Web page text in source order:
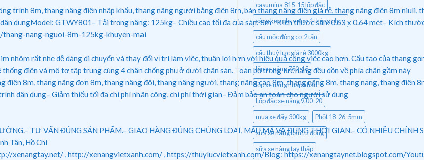
trình 8m, thang nâng điện nhập khẩu, thang nâng người bằng điện 8m, bán thang nâng điện giá rẻ, thang nâng điện 8m
dụngModel: GTWY801– Tải trọng nâng: 125kg– Chiều cao tối đa của sàn: 8m– Kích thước sàn: 0.63 x 0.64 mét– Kích
thang-nang-nguoi-8m-125kg-khuyen-mai
rất nhẹ dễ dàng di chuyển và thay đổi vị trí làm việc, thuận lợi hơn với hiệu quả công việc cao hơn. Cấu tạo của thang
điện và mô tơ tập trung cùng 4 chân chống phụ ở dưới chân sàn. Toàn bộ trọng lực nâng đều dồn về phía chân gầm này
điện 8m, thang nâng đơn 8m, thang nâng đôi, thang nâng người, thang nâng cao 8m, thang nâng 8m, thang nang, thang điện
dân dụng– Giảm thiểu tối đa chi phí nhân công, chi phí thời gian– Đảm bảo an toàn cho người sử dụng
TƯ VẤN ĐÚNG SẢN PHẨM.– GIAO HÀNG ĐÚNG CHỦNG LOẠI, MẪU MÃ VÀ ĐÚNG THỜI GIAN.– CÓ NHIỀU
Tân, Hồ Chí
xenangtay.net/ , http://xenangvietxanh.com/ , https://thuylucvietxanh.com/Blog: https://
casumina 815-15 lốp đặc
càng kẹp phuy đơn 1 thùng phuy
cẩu mốc động cơ 2 tấn
cẩu thuỷ lực giá rẻ 3000kg
lốp xe nâng 750-15
lốp xe nâng nhập khẩu
Lốp đặc xe nâng 9.00-20
mua xe đẩy 300kg
Phốt 18-26-5mm
sửa xe nâng bán tự động
sữa xe nâng tay thấp